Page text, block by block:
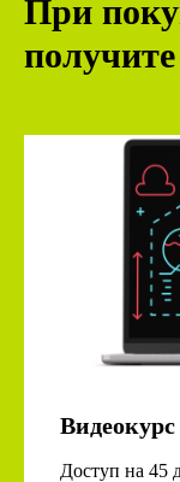
При
получите
Доступ на 45